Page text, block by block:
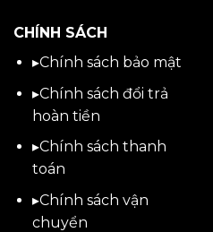
CHÍNH SÁCH
▸Chính sách bảo mật
▸Chính sách đổi trả
hoàn tiền
▸Chính sách thanh
toán
▸Chính sách vận
chuyển